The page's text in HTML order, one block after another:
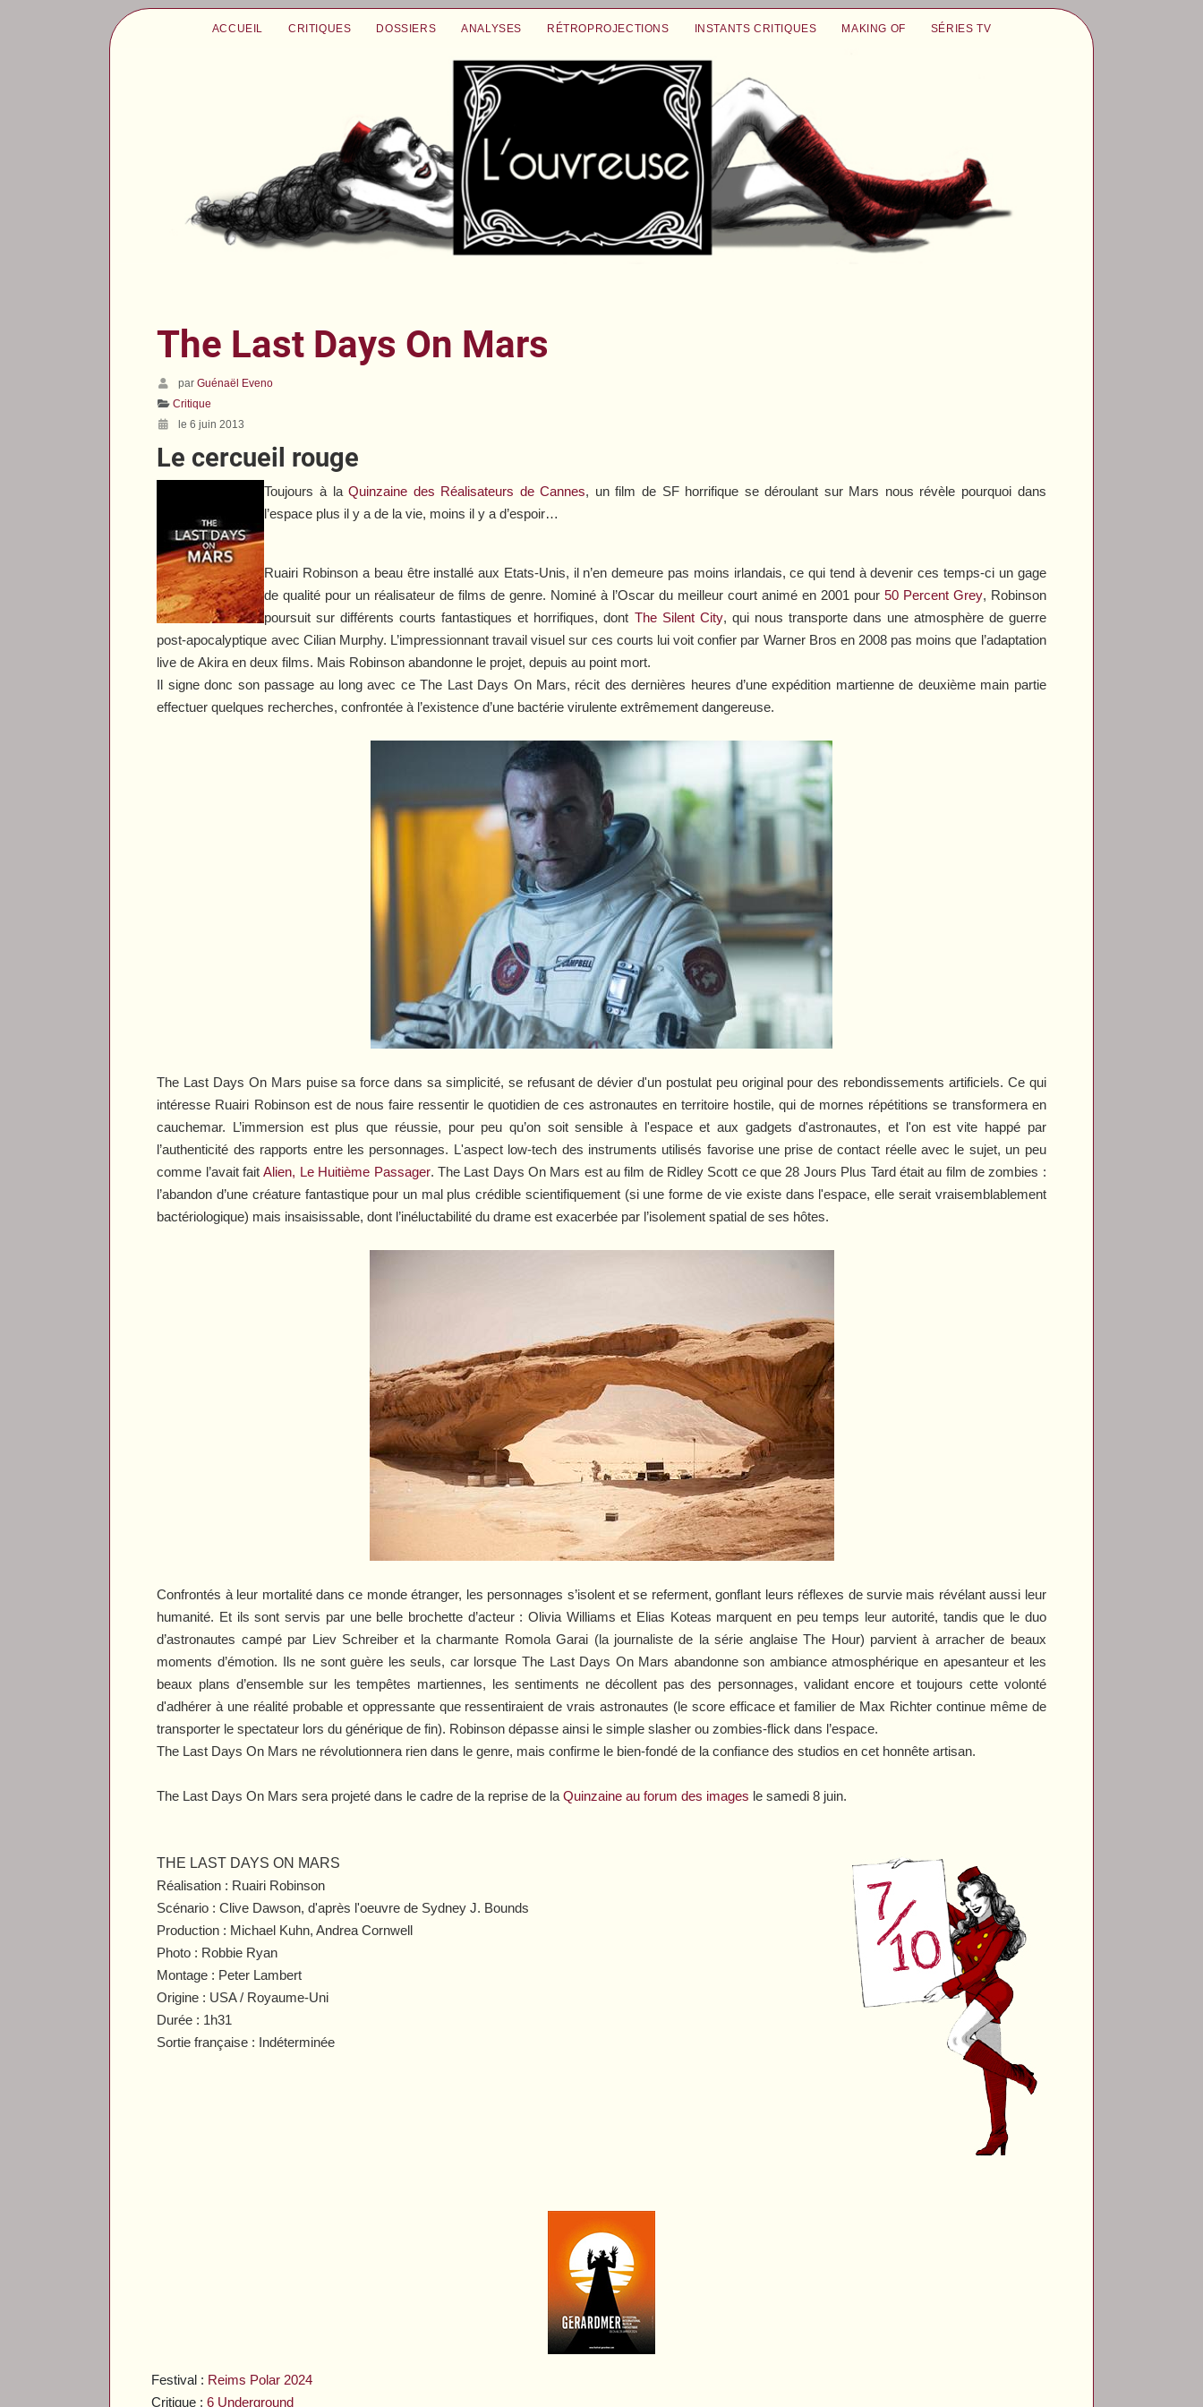
ACCUEIL CRITIQUES DOSSIERS ANALYSES RÉTROPROJECTIONS INSTANTS CRITIQUES MAKING OF SÉRIES TV
Festival : Reims Polar 2024
Critique :6 Underground
The Last Days On Mars
parGuénaël Eveno
Critique
le 6 juin 2013
Le cercueil rouge
Toujours à laQuinzaine des Réalisateurs de Cannes, un film de SF horrifique se déroulant sur Mars nous révèle pourquoi dans
l’espace plus il y a de la vie, moins il y a d’espoir…
Ruairi Robinson a beau être installé aux Etats-Unis, il n’en demeure pas moins irlandais, ce qui tend à devenir ces temps-ci un gage
de qualité pour un réalisateur de films de genre. Nominé à l’Oscar du meilleur court animé en 2001 pour 50 Percent Grey, Robinson
poursuit sur différents courts fantastiques et horrifiques, dont The Silent City, qui nous transporte dans une atmosphère de guerre
post-apocalyptique avec Cilian Murphy. L’impressionnant travail visuel sur ces courts lui voit confier par Warner Bros en 2008 pas moins que l’adaptation
live deAkira en deux films. Mais Robinson abandonne le projet, depuis au point mort.
Il signe donc son passage au long avec ceThe Last Days On Mars, récit des dernières heures d’une expédition martienne de deuxième main partie
effectuer quelques recherches, confrontée à l’existence d’une bactérie virulente extrêmement dangereuse.
The Last Days On Mars puise sa force dans sa simplicité, se refusant de dévier d'un postulat peu original pour des rebondissements artificiels. Ce qui
intéresse Ruairi Robinson est de nous faire ressentir le quotidien de ces astronautes en territoire hostile, qui de mornes répétitions se transformera en
cauchemar. L’immersion est plus que réussie, pour peu qu’on soit sensible à l'espace et aux gadgets d'astronautes, et l'on est vite happé par
l’authenticité des rapports entre les personnages. L'aspect low-tech des instruments utilisés favorise une prise de contact réelle avec le sujet, un peu
comme l’avait faitAlien, Le Huitième Passager. The Last Days On Mars est au film de Ridley Scott ce que 28 Jours Plus Tardétait au film de zombies :
l’abandon d’une créature fantastique pour un mal plus crédible scientifiquement (si une forme de vie existe dans l'espace, elle serait vraisemblablement
bactériologique) mais insaisissable, dont l’inéluctabilité du drame est exacerbée par l’isolement spatial de ses hôtes.
Confrontés à leur mortalité dans ce monde étranger, les personnages s’isolent et se referment, gonflant leurs réflexes de survie mais révélant aussi leur
humanité. Et ils sont servis par une belle brochette d’acteur : Olivia Williams et Elias Koteas marquent en peu temps leur autorité, tandis que le duo
d’astronautes campé par Liev Schreiber et la charmante Romola Garai (la journaliste de la série anglaiseThe Hour) parvient à arracher de beaux
moments d’émotion. Ils ne sont guère les seuls, car lorsque The Last Days On Mars abandonne son ambiance atmosphérique en apesanteur et les
beaux plans d’ensemble sur les tempêtes martiennes, les sentiments ne décollent pas des personnages, validant encore et toujours cette volonté
d'adhérer à une réalité probable et oppressante que ressentiraient de vrais astronautes (le score efficace et familier de Max Richter continue même de
transporter le spectateur lors du générique de fin). Robinson dépasse ainsi le simple slasher ou zombies-flick dans l’espace.
The Last Days On Mars ne révolutionnera rien dans le genre, mais confirme le bien-fondé de la confiance des studios en cet honnête artisan.
The Last Days On Mars sera projeté dans le cadre de la reprise de laQuinzaine au forum des images le samedi 8 juin.
THE LAST DAYS ON MARS
Réalisation : Ruairi Robinson
Scénario : Clive Dawson, d'après l'oeuvre de Sydney J. Bounds
Production : Michael Kuhn, Andrea Cornwell
Photo : Robbie Ryan
Montage : Peter Lambert
Origine : USA / Royaume-Uni
Durée : 1h31
Sortie française : Indéterminée